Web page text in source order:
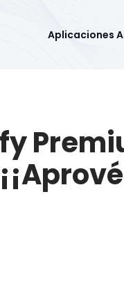
Aplicaciones